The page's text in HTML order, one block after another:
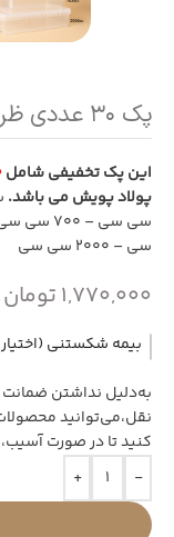
پک ۳۰ عددی ظروف فریزری
این پک تخفیفی شامل
پولاد پویش می باشد.
سی – 2000 سی سی
1,770,000تومان
به‌دلیل نداشتن
نقل،می‌توانید
کنید تا در صورت
بیمه شکستنی
-
+